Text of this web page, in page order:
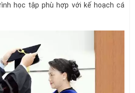
học tập phù hợp với kế hoạch cá